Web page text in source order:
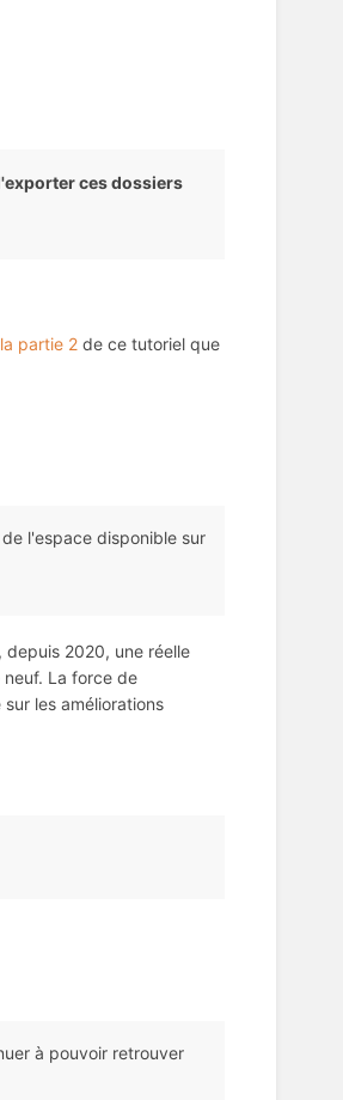
ces dossiers
partie 2 de ce tutoriel que
l'espace disponible sur
2020, une réelle
La force de
les améliorations
à pouvoir retrouver